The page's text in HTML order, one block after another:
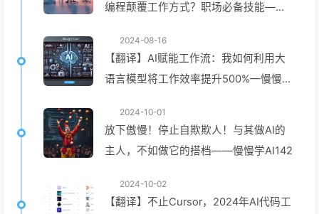
编程颠覆工作方式？职场必备技能——
2024-08-16
【翻译】AI赋能工作流：我如何利用大
语言模型将工作效率提升500%—慢慢学
2024-10-01
放下傲慢！停止自欺欺人！与其做AI的
主人，不如做它的搭档——慢慢学AI142
2024-10-02
【翻译】不止Cursor，2024年AI代码工